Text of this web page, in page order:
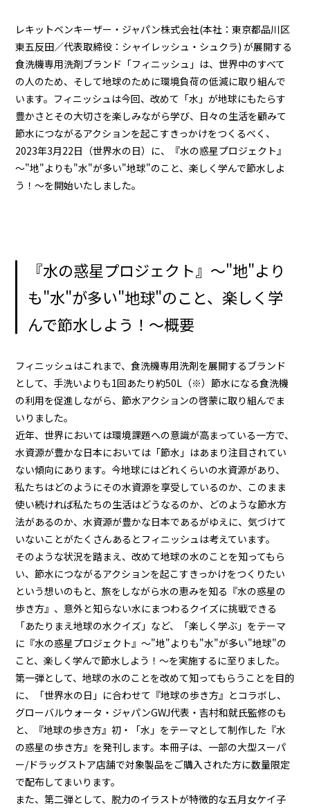
レキットベンキーザー・ジャパン株式会社(本社：東京都品川区
東五反田／代表取締役：シャイレッシュ・シュクラ) が展開する
食洗機専用洗剤ブランド「フィニッシュ」は、世界中のすべて
の人のため、そして地球のために環境負荷の低減に取り組んで
います。フィニッシュは今回、改めて「水」が地球にもたらす
豊かさとその大切さを楽しみながら学び、日々の生活を顧みて
節水につながるアクションを起こすきっかけをつくるべく、
2023年3月22日（世界水の日）に、『水の惑星プロジェクト』
～"地"よりも"水"が多い"地球"のこと、楽しく学んで節水しよ
う！～を開始いたしました。
『水の惑星プロジェクト』～"地"より
も"水"が多い"地球"のこと、楽しく学
んで節水しよう！～概要
フィニッシュはこれまで、食洗機専用洗剤を展開するブランド
として、手洗いよりも1回あたり約50L（※）節水になる食洗機
の利用を促進しながら、節水アクションの啓蒙に取り組んでま
いりました。
近年、世界においては環境課題への意識が高まっている一方で、
水資源が豊かな日本においては「節水」はあまり注目されてい
ない傾向にあります。今地球にはどれくらいの水資源があり、
私たちはどのようにその水資源を享受しているのか、このまま
使い続ければ私たちの生活はどうなるのか、どのような節水方
法があるのか、水資源が豊かな日本であるがゆえに、気づけて
いないことがたくさんあるとフィニッシュは考えています。
そのような状況を踏まえ、改めて地球の水のことを知ってもら
い、節水につながるアクションを起こすきっかけをつくりたい
という想いのもと、旅をしながら水の恵みを知る『水の惑星の
歩き方』、意外と知らない水にまつわるクイズに挑戦できる
「あたりまえ地球の水クイズ」など、「楽しく学ぶ」をテーマ
に『水の惑星プロジェクト』～"地"よりも"水"が多い"地球"の
こと、楽しく学んで節水しよう！～を実施するに至りました。
第一弾として、地球の水のことを改めて知ってもらうことを目的
に、「世界水の日」に合わせて『地球の歩き方』とコラボし、
グローバルウォータ・ジャパンGWJ代表・吉村和就氏監修のも
と、『地球の歩き方』初・「水」をテーマとして制作した『水
の惑星の歩き方』を発刊します。本冊子は、一部の大型スーパ
ー/ドラッグストア店舗で対象製品をご購入された方に数量限定
で配布してまいります。
また、第二弾として、脱力のイラストが特徴的な五月女ケイ子